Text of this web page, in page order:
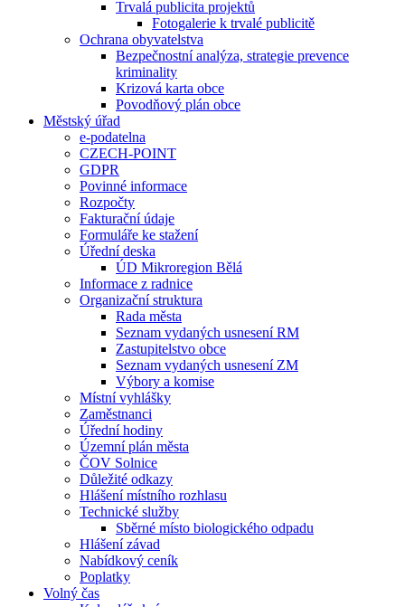
Trvalá publicita projektů
Fotogalerie k trvalé publicitě
Ochrana obyvatelstva
Bezpečnostní analýza, strategie prevence
kriminality
Krizová karta obce
Povodňový plán obce
Městský úřad
e-podatelna
CZECH-POINT
GDPR
Povinné informace
Rozpočty
Fakturační údaje
Formuláře ke stažení
Úřední deska
ÚD Mikroregion Bělá
Informace z radnice
Organizační struktura
Rada města
Seznam vydaných usnesení RM
Zastupitelstvo obce
Seznam vydaných usnesení ZM
Výbory a komise
Místní vyhlášky
Zaměstnanci
Úřední hodiny
Územní plán města
ČOV Solnice
Důležité odkazy
Hlášení místního rozhlasu
Technické služby
Sběrné místo biologického odpadu
Hlášení závad
Nabídkový ceník
Poplatky
Volný čas